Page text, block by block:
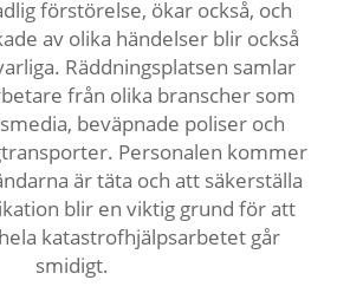
förstörelse, ökar också, och
av olika händelser blir också
Räddningsplatsen samlar
från olika branscher som
beväpnade poliser och
Personalen kommer
är täta och att säkerställa
blir en viktig grund för att
katastrofhjälpsarbetet går
smidigt.